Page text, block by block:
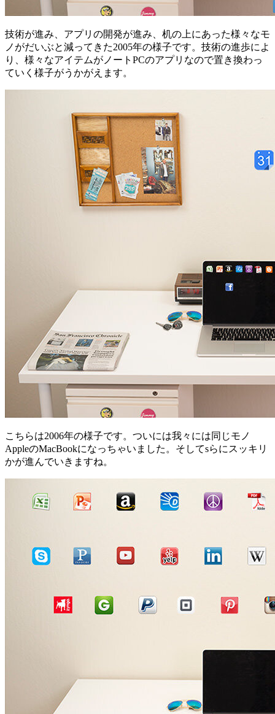
技術が進み、アプリの開発が進み、机の上にあった様々なモ
ノがだいぶと減ってきた2005年の様子です。技術の進歩によ
り、様々なアイテムがノートPCのアプリなので置き換わっ
ていく様子がうかがえます。
こちらは2006年の様子です。ついには我々には同じモノ
AppleのMacBookになっちゃいました。そしてsらにスッキリ
かが進んでいきますね。